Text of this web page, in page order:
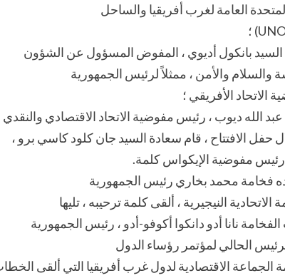
العامة لغرب أفريقيا والساحل
بانكول أديوي ، المفوض المسؤول عن الشؤون
والسلام والأمن ، ممثلاً لرئيس الجمهورية
الاتحاد الأفريقي ؛
الله ديوب ، رئيس مفوضية الاتحاد الاقتصادي والنقدي
مفوضية الإيكواس كلمة.
فخامة محمد بخاري رئيس الجمهورية
الاتحادية النيجيرية ، ألقى كلمة ترحيبه ، تليها
نانا أدو دانكوا أكوفو-أدو ، رئيس الجمهورية
الحالي لمؤتمر رؤساء الدول
الجماعة الاقتصادية لدول غرب أفريقيا التي ألقى